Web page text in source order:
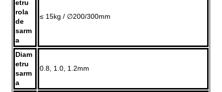
etru
rola
de
sarm
a
≤ 15kg / ∅200/300mm
Diam
etru
sarm
a
0.8, 1.0, 1.2mm